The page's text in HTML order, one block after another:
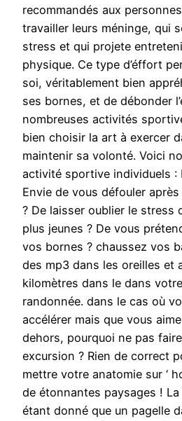
recommandés aux
travailler leurs méninge, qui
stress et qui projete
physique. Ce type d’éffort
soi, véritablement bien
ses bornes, et de débonder
nombreuses activités
bien choisir la art à exercer
maintenir sa volonté. Voici
activité sportive individuels :
Envie de vous défouler
? De laisser oublier le stress
plus jeunes ? De vous
vos bornes ? chaussez vos
des mp3 dans les oreilles et
kilomètres dans le dans
randonnée. dans le cas où
accélérer mais que vous
dehors, pourquoi ne pas
excursion ? Rien de correct
mettre votre anatomie sur ‘
de étonnantes paysages !
étant donné que un pagelle